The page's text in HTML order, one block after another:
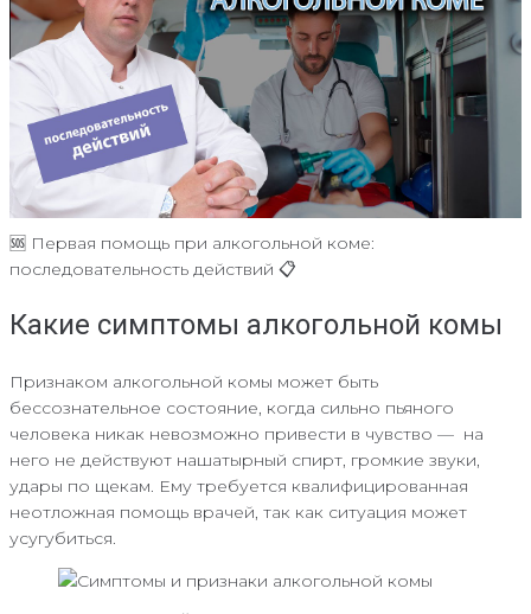
🆘 Первая помощь при алкогольной коме:
последовательность действий 📋
Какие симптомы алкогольной комы
Признаком алкогольной комы может быть
бессознательное состояние, когда сильно пьяного
человека никак невозможно привести в чувство — на
него не действуют нашатырный спирт, громкие звуки,
удары по щекам. Ему требуется квалифицированная
неотложная помощь врачей, так как ситуация может
усугубиться.